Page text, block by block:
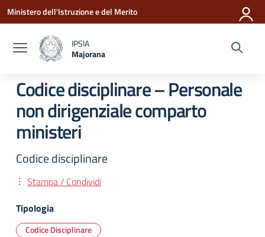
Vai ai contenuti
Vai al menu di navigazione
Vai al footer
Ministero dell'Istruzione e del Merito
IPSIA
Majorana
Codice disciplinare – Personale
non dirigenziale comparto
ministeri
Codice disciplinare
Stampa / Condividi
Tipologia
Codice Disciplinare